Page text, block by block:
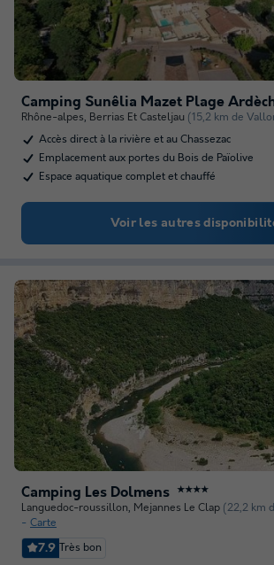
Camping Sunêlia Mazet Plage
Rhône-alpes, Berrias Et Casteljau (15,2 km de
Accès direct à la rivière et au Chassezac
Emplacement aux portes du Bois de Païolive
Espace aquatique complet et chauffé
Voir les autres
Camping Les Dolmens ★★★★
Languedoc-roussillon, Mejannes Le Clap (22,2 km
Carte
7.9 Très bon